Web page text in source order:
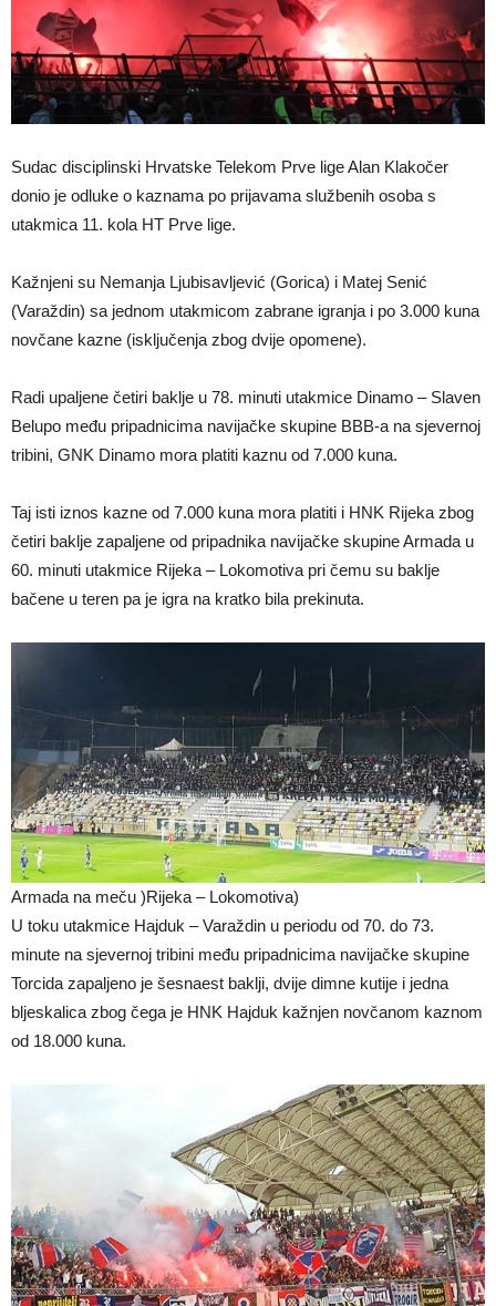
Sudac disciplinski Hrvatske Telekom Prve lige Alan Klakočer
donio je odluke o kaznama po prijavama službenih osoba s
utakmica 11. kola HT Prve lige.
Kažnjeni su Nemanja Ljubisavljević (Gorica) i Matej Senić
(Varaždin) sa jednom utakmicom zabrane igranja i po 3.000 kuna
novčane kazne (isključenja zbog dvije opomene).
Radi upaljene četiri baklje u 78. minuti utakmice Dinamo – Slaven
Belupo među pripadnicima navijačke skupine BBB-a na sjevernoj
tribini, GNK Dinamo mora platiti kaznu od 7.000 kuna.
Taj isti iznos kazne od 7.000 kuna mora platiti i HNK Rijeka zbog
četiri baklje zapaljene od pripadnika navijačke skupine Armada u
60. minuti utakmice Rijeka – Lokomotiva pri čemu su baklje
bačene u teren pa je igra na kratko bila prekinuta.
Armada na meču )Rijeka – Lokomotiva)
U toku utakmice Hajduk – Varaždin u periodu od 70. do 73.
minute na sjevernoj tribini među pripadnicima navijačke skupine
Torcida zapaljeno je šesnaest baklji, dvije dimne kutije i jedna
bljeskalica zbog čega je HNK Hajduk kažnjen novčanom kaznom
od 18.000 kuna.